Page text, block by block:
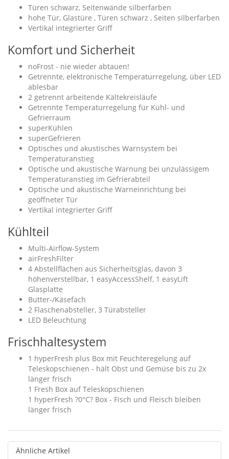
Türen schwarz, Seitenwände silberfarben
hohe Tür, Glastüre , Türen schwarz , Seiten silberfarben
Vertikal integrierter Griff
Komfort und Sicherheit
noFrost - nie wieder abtauen!
Getrennte, elektronische Temperaturregelung, über LED
ablesbar
2 getrennt arbeitende Kältekreisläufe
Getrennte Temperaturregelung für Kühl- und
Gefrierraum
superKühlen
superGefrieren
Optisches und akustisches Warnsystem bei
Temperaturanstieg
Optische und akustische Warnung bei unzulässigem
Temperaturanstieg im Gefrierabteil
Optische und akustische Warneinrichtung bei
geöffneter Tür
Vertikal integrierter Griff
Kühlteil
Multi-Airflow-System
airFreshFilter
4 Abstellflächen aus Sicherheitsglas, davon 3
höhenverstellbar, 1 easyAccessShelf, 1 easyLift
Glasplatte
Butter-/Käsefach
2 Flaschenabsteller, 3 Türabsteller
LED Beleuchtung
Frischhaltesystem
1 hyperFresh plus Box mit Feuchteregelung auf
Teleskopschienen - hält Obst und Gemüse bis zu 2x
länger frisch
1 Fresh Box auf Teleskopschienen
1 hyperFresh ?0°C? Box - Fisch und Fleisch bleiben
länger frisch
Ähnliche Artikel